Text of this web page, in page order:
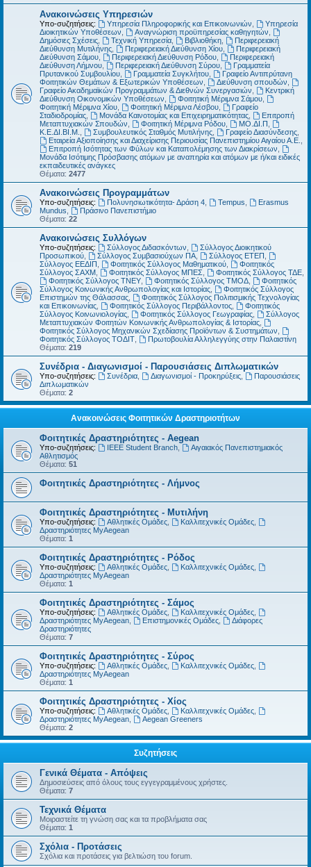
Ανακοινώσεις Υπηρεσιών
Υπο-συζητήσεις: Υπηρεσία Πληροφορικής και Επικοινωνιών
Υπηρεσία
Διοικητικών Υποθέσεων
Αναγνώριση προϋπηρεσίας καθηγητών
Δημόσιες Σχέσεις
Τεχνική Υπηρεσία, Βιβλιοθήκη,
Περιφερειακή
Διεύθυνση Μυτιλήνης
Περιφερειακή Διεύθυνση Χίου,
Περιφερειακή
Διεύθυνση Σάμου
Περιφερειακή Διεύθυνση Ρόδου,
Περιφερειακή
Διεύθυνση Λήμνου
Περιφερειακή Διεύθυνση Σύρου,
Γραμματεία
Πρυτανικού Συμβουλίου
Γραμματεία Συγκλήτου,
Γραφείο Αντιπρύτανη
Φοιτητικών Θεμάτων & Εξωτερικών Υποθέσεων
Διεύθυνση σπουδών
Γραφείο Ακαδημαϊκών Προγραμμάτων & Διεθνών Συνεργασιών
Κεντρική
Διεύθυνση Οικονομικών Υποθέσεων
Φοιτητική Μέριμνα Σάμου,
Φοιτητική Μέριμνα Χίου
Φοιτητική Μέριμνα Λέσβου,
Γραφείο
Σταδιοδρομίας
Μονάδα Καινοτομίας και Επιχειρηματικότητας,
Επιτροπή
Μεταπτυχιακών Σπουδών
Φοιτητική Μέριμνα Ρόδου, ΜΟ.ΔΙ.Π
Κ.Ε.ΔΙ.ΒΙ.Μ.
Συμβουλευτικός Σταθμός Μυτιλήνης, Γραφείο Διασύνδεσης,
Εταιρεία Αξιοποίησης και Διαχείρισης Περιουσίας Πανεπιστημίου Αιγαίου Α.Ε.
Επιτροπή Ισότητας των Φύλων και Καταπολέμησης των Διακρίσεων
Μονάδα Ισότιμης Πρόσβασης ατόμων με αναπηρία και ατόμων με ή/και ειδικές
εκπαιδευτικές ανάγκες
Θέματα: 2477
Ανακοινώσεις Προγραμμάτων
Υπο-συζητήσεις: Πολυνησιωτικότητα- Δράση 4, Tempus
Erasmus
Mundus
Πράσινο Πανεπιστήμιο
Θέματα: 22
Ανακοινώσεις Συλλόγων
Υπο-συζητήσεις: Σύλλογος Διδασκόντων
Σύλλογος Διοικητικού
Προσωπικού
Σύλλογος Συμβασιούχων ΠΑ, Σύλλογος ΕΤΕΠ
Σύλλογος ΕΕΔΙΠ
Φοιτητικός Σύλλογος Μαθηματικού,
Φοιτητικός
Σύλλογος ΣΑΧΜ
Φοιτητικός Σύλλογος ΜΠΕΣ Φοιτητικός Σύλλογος ΤΔΕ,
Φοιτητικός Σύλλογος ΤΝΕΥ, Φοιτητικός Σύλλογος ΤΜΟΔ,
Φοιτητικός
Σύλλογος Κοινωνικής Ανθρωπολογίας και Ιστορίας
Φοιτητικός Σύλλογος
Επιστημών της Θάλασσας
Φοιτητικός Σύλλογος Πολιτισμικής Τεχνολογίας
και Επικοινωνίας
Φοιτητικός Σύλλογος Περιβάλλοντος,
Φοιτητικός
Σύλλογος Κοινωνιολογίας
Φοιτητικός Σύλλογος Γεωγραφίας,
Σύλλογος
Μεταπτυχιακών Φοιτητών Κοινωνικής Ανθρωπολογίας & Ιστορίας
Φοιτητικός Σύλλογος Μηχανικών Σχεδίασης Προϊόντων & Συστημάτων
Φοιτητικός Σύλλογος ΤΟΔΙΤ
Πρωτοβουλία Αλληλεγγύης στην Παλαιστίνη
Θέματα: 219
Συνέδρια - Διαγωνισμοί - Παρουσιάσεις Διπλωματικών
Υπο-συζητήσεις: Συνέδρια, Διαγωνισμοί - Προκηρύξεις,
Παρουσιάσεις
Διπλωματικών
Θέματα: 2
Ανακοινώσεις Φοιτητικών Δραστηριοτήτων
Φοιτητικές Δραστηριότητες - Aegean
Υπο-συζητήσεις: IEEE Student Branch,
Αιγαιακός Πανεπιστημιακός
Αθλητισμός
Θέματα: 51
Φοιτητικές Δραστηριότητες - Λήμνος
Φοιτητικές Δραστηριότητες - Μυτιλήνη
Υπο-συζητήσεις: Αθλητικές Ομάδες, Καλλιτεχνικές Ομάδες,
Δραστηριότητες MyAegean
Θέματα: 1
Φοιτητικές Δραστηριότητες - Ρόδος
Υπο-συζητήσεις: Αθλητικές Ομάδες, Καλλιτεχνικές Ομάδες,
Δραστηριότητες MyAegean
Θέματα: 1
Φοιτητικές Δραστηριότητες - Σάμος
Υπο-συζητήσεις: Αθλητικές Ομάδες, Καλλιτεχνικές Ομάδες,
Δραστηριότητες MyAegean
Επιστημονικές Ομάδες,
Διάφορες
Δραστηριότητες
Θέματα: 7
Φοιτητικές Δραστηριότητες - Σύρος
Υπο-συζητήσεις: Αθλητικές Ομάδες, Καλλιτεχνικές Ομάδες,
Δραστηριότητες MyAegean
Θέματα: 1
Φοιτητικές Δραστηριότητες - Χίος
Υπο-συζητήσεις: Αθλητικές Ομάδες, Καλλιτεχνικές Ομάδες,
Δραστηριότητες MyAegean
Aegean Greeners
Θέματα: 2
Συζητήσεις
Γενικά Θέματα - Απόψεις
Δημοσιεύσεις από όλους τους εγγεγραμμένους χρήστες.
Θέματα: 7
Τεχνικά Θέματα
Μοιραστείτε τη γνώση σας και τα προβλήματα σας
Θέματα: 1
Σχόλια - Προτάσεις
Σχόλια και προτάσεις για βελτιώση του forum.